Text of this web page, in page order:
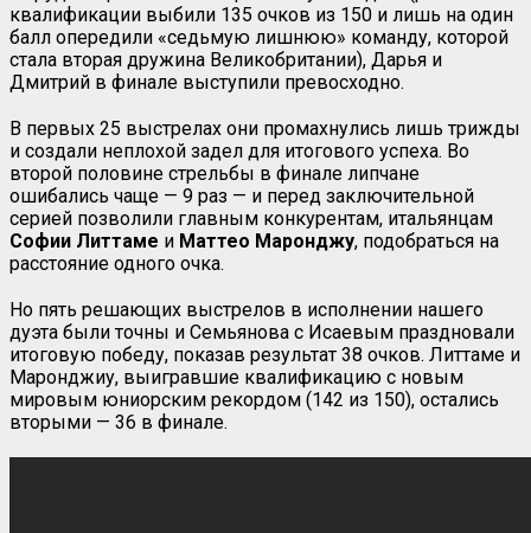
квалификации выбили 135 очков из 150 и лишь на один
балл опередили «седьмую лишнюю» команду, которой
стала вторая дружина Великобритании), Дарья и
Дмитрий в финале выступили превосходно.
В первых 25 выстрелах они промахнулись лишь трижды
и создали неплохой задел для итогового успеха. Во
второй половине стрельбы в финале липчане
ошибались чаще — 9 раз — и перед заключительной
серией позволили главным конкурентам, итальянцам
Софии Литтаме и Маттео Маронджу, подобраться на
расстояние одного очка.
Но пять решающих выстрелов в исполнении нашего
дуэта были точны и Семьянова с Исаевым праздновали
итоговую победу, показав результат 38 очков. Литтаме и
Маронджиу, выигравшие квалификацию с новым
мировым юниорским рекордом (142 из 150), остались
вторыми — 36 в финале.